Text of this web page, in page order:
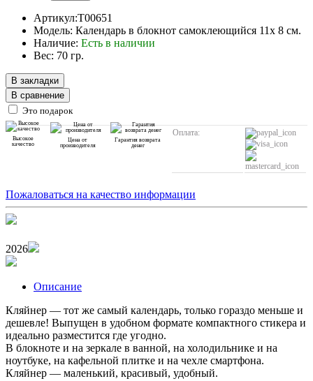
Артикул:T00651
Модель: Календарь в блокнот самоклеющийся 11х 8 см.
Наличие: Есть в наличии
Вес: 70 гр.
В закладки
В сравнение
Это подарок
Высокое
качество
Цена от
производителя
Гарантия возврата
денег
Оплата:
Пожаловаться на качество информации
2026
Описание
Кляйнер — тот же самый календарь, только гораздо меньше и
дешевле! Выпущен в удобном формате компактного стикера и
идеально разместится где угодно.
В блокноте и на зеркале в ванной, на холодильнике и на
ноутбуке, на кафельной плитке и на чехле смартфона.
Кляйнер — маленький, красивый, удобный.